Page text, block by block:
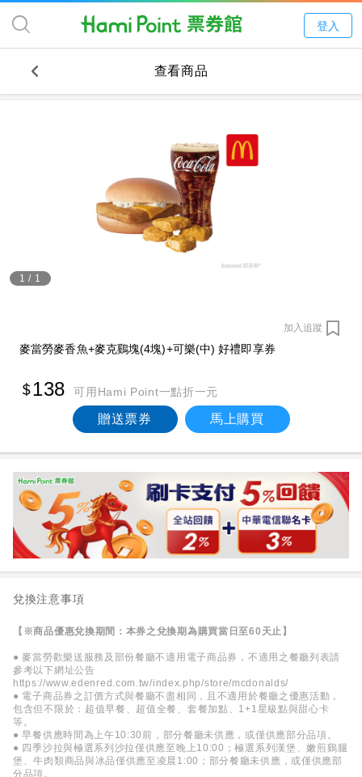
登入
查看商品
1 / 1
加入追蹤
麥當勞麥香魚+麥克鷄塊(4塊)+可樂(中) 好禮即享券
138 可用Hami Point一點折一元
贈送票券 馬上購買
兌換注意事項
【※商品優惠兌換期間：本券之兌換期為購買當日至60天止】
● 麥當勞歡樂送服務及部份餐廳不適用電子商品券，不適用之餐廳列表請
參考以下網址公告
https://www.edenred.com.tw/index.php/store/mcdonalds/
● 電子商品券之訂價方式與餐廳不盡相同，且不適用於餐廳之優惠活動，
包含但不限於：超值早餐、超值全餐、套餐加點、1+1星級點與甜心卡
等。
● 早餐供應時間為上午10:30前，部分餐廳未供應，或僅供應部分品項。
● 四季沙拉與極選系列沙拉僅供應至晚上10:00；極選系列漢堡、嫩煎鷄腿
堡、牛肉類商品與冰品僅供應至凌晨1:00；部分餐廳未供應，或僅供應部
分品項。